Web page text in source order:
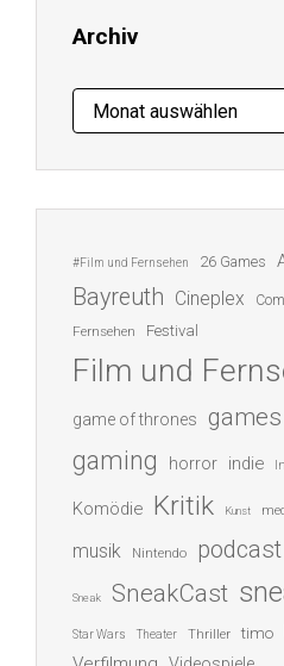
Archiv
Archiv
#Film und Fernsehen 26 Games
Bayreuth Cineplex
Fernsehen Festival
Film und
game of thrones games
gaming horror indie
Komödie Kritik Kunst
musik Nintendo podcast
Sneak SneakCast
Star Wars Theater Thriller timo